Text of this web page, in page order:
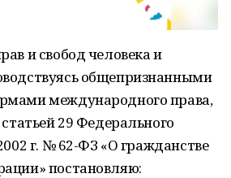
и свобод человека и
общепризнанными
международного права,
статьей 29 Федерального
г. № 62-ФЗ «О гражданстве
постановляю: